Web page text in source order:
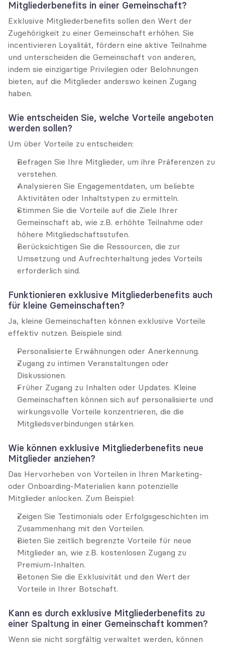
Mitgliederbenefits in einer Gemeinschaft?
Exklusive Mitgliederbenefits sollen den Wert der
Zugehörigkeit zu einer Gemeinschaft erhöhen. Sie
incentivieren Loyalität, fördern eine aktive Teilnahme
und unterscheiden die Gemeinschaft von anderen,
indem sie einzigartige Privilegien oder Belohnungen
bieten, auf die Mitglieder anderswo keinen Zugang
haben.
Wie entscheiden Sie, welche Vorteile angeboten
werden sollen?
Um über Vorteile zu entscheiden:
Befragen Sie Ihre Mitglieder, um ihre Präferenzen zu
verstehen.
Analysieren Sie Engagementdaten, um beliebte
Aktivitäten oder Inhaltstypen zu ermitteln.
Stimmen Sie die Vorteile auf die Ziele Ihrer
Gemeinschaft ab, wie z.B. erhöhte Teilnahme oder
höhere Mitgliedschaftsstufen.
Berücksichtigen Sie die Ressourcen, die zur
Umsetzung und Aufrechterhaltung jedes Vorteils
erforderlich sind.
Funktionieren exklusive Mitgliederbenefits auch
für kleine Gemeinschaften?
Ja, kleine Gemeinschaften können exklusive Vorteile
effektiv nutzen. Beispiele sind:
Personalisierte Erwähnungen oder Anerkennung.
Zugang zu intimen Veranstaltungen oder
Diskussionen.
Früher Zugang zu Inhalten oder Updates. Kleine
Gemeinschaften können sich auf personalisierte und
wirkungsvolle Vorteile konzentrieren, die die
Mitgliedsverbindungen stärken.
Wie können exklusive Mitgliederbenefits neue
Mitglieder anziehen?
Das Hervorheben von Vorteilen in Ihren Marketing-
oder Onboarding-Materialien kann potenzielle
Mitglieder anlocken. Zum Beispiel:
Zeigen Sie Testimonials oder Erfolgsgeschichten im
Zusammenhang mit den Vorteilen.
Bieten Sie zeitlich begrenzte Vorteile für neue
Mitglieder an, wie z.B. kostenlosen Zugang zu
Premium-Inhalten.
Betonen Sie die Exklusivität und den Wert der
Vorteile in Ihrer Botschaft.
Kann es durch exklusive Mitgliederbenefits zu
einer Spaltung in einer Gemeinschaft kommen?
Wenn sie nicht sorgfältig verwaltet werden, können